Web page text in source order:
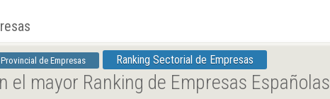
de Empresas Ranking Sectorial de Empresas
el mayor Ranking de Empresas Españolas